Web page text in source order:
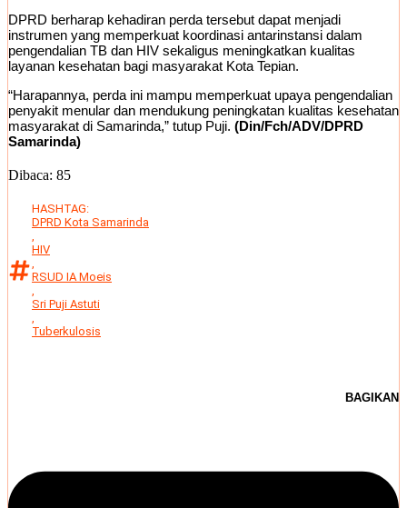
DPRD berharap kehadiran perda tersebut dapat menjadi
instrumen yang memperkuat koordinasi antarinstansi dalam
pengendalian TB dan HIV sekaligus meningkatkan kualitas
layanan kesehatan bagi masyarakat Kota Tepian.
“Harapannya, perda ini mampu memperkuat upaya pengendalian
penyakit menular dan mendukung peningkatan kualitas kesehatan
masyarakat di Samarinda,” tutup Puji. (Din/Fch/ADV/DPRD
Samarinda)
Dibaca: 85
HASHTAG:
DPRD Kota Samarinda
,
HIV
,
RSUD IA Moeis
,
Sri Puji Astuti
,
Tuberkulosis
BAGIKAN